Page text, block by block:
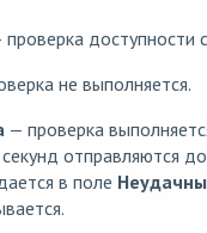
проверка доступности
не выполняется.
— проверка
отправляются
в поле